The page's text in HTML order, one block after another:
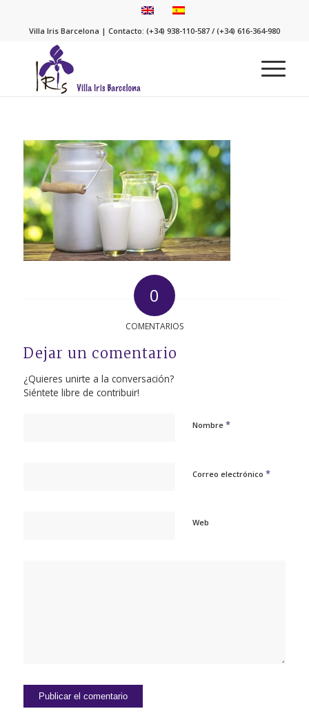
Villa Iris Barcelona | Contacto: (+34) 938-110-587 / (+34) 616-364-980
0
COMENTARIOS
Dejar un comentario
¿Quieres unirte a la conversación?
Siéntete libre de contribuir!
Nombre *
Correo electrónico *
Web